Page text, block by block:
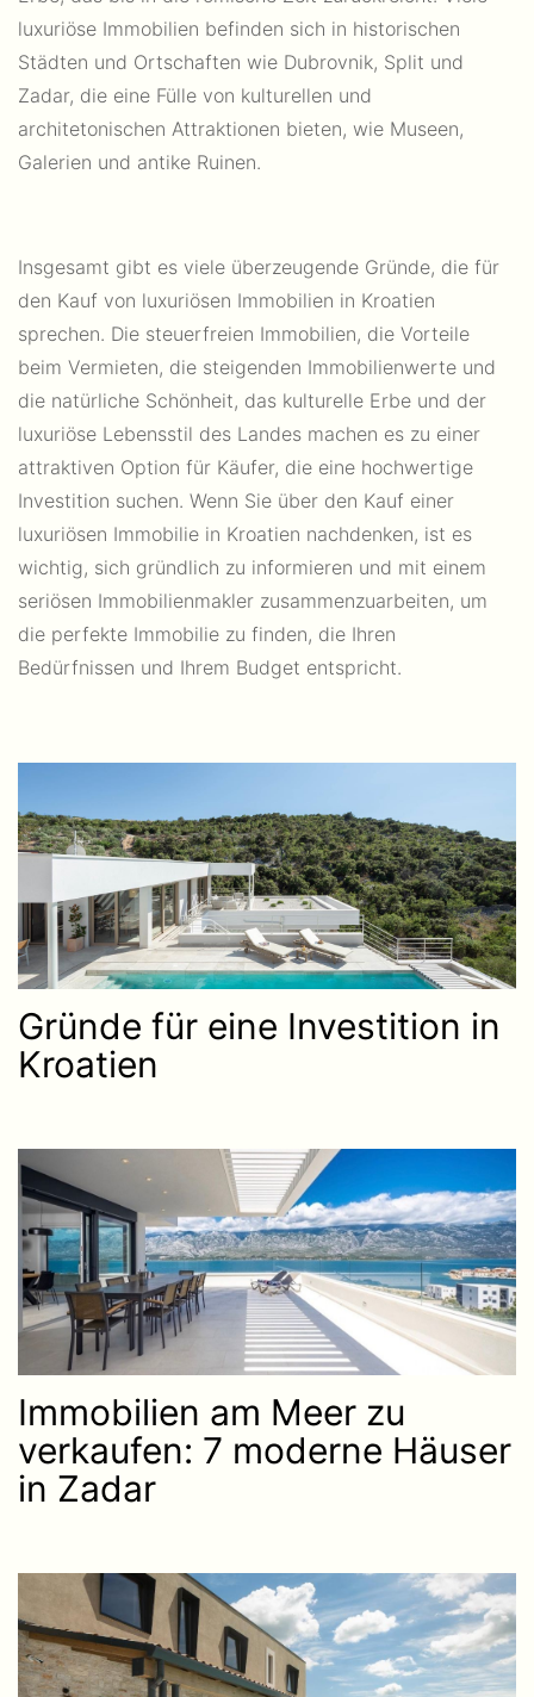
luxuriöse Immobilien befinden sich in historischen
Städten und Ortschaften wie Dubrovnik, Split und
Zadar, die eine Fülle von kulturellen und
architetonischen Attraktionen bieten, wie Museen,
Galerien und antike Ruinen.
Insgesamt gibt es viele überzeugende Gründe, die für
den Kauf von luxuriösen Immobilien in Kroatien
sprechen. Die steuerfreien Immobilien, die Vorteile
beim Vermieten, die steigenden Immobilienwerte und
die natürliche Schönheit, das kulturelle Erbe und der
luxuriöse Lebensstil des Landes machen es zu einer
attraktiven Option für Käufer, die eine hochwertige
Investition suchen. Wenn Sie über den Kauf einer
luxuriösen Immobilie in Kroatien nachdenken, ist es
wichtig, sich gründlich zu informieren und mit einem
seriösen Immobilienmakler zusammenzuarbeiten, um
die perfekte Immobilie zu finden, die Ihren
Bedürfnissen und Ihrem Budget entspricht.
Gründe für eine Investition in
Kroatien
Immobilien am Meer zu
verkaufen: 7 moderne Häuser
in Zadar